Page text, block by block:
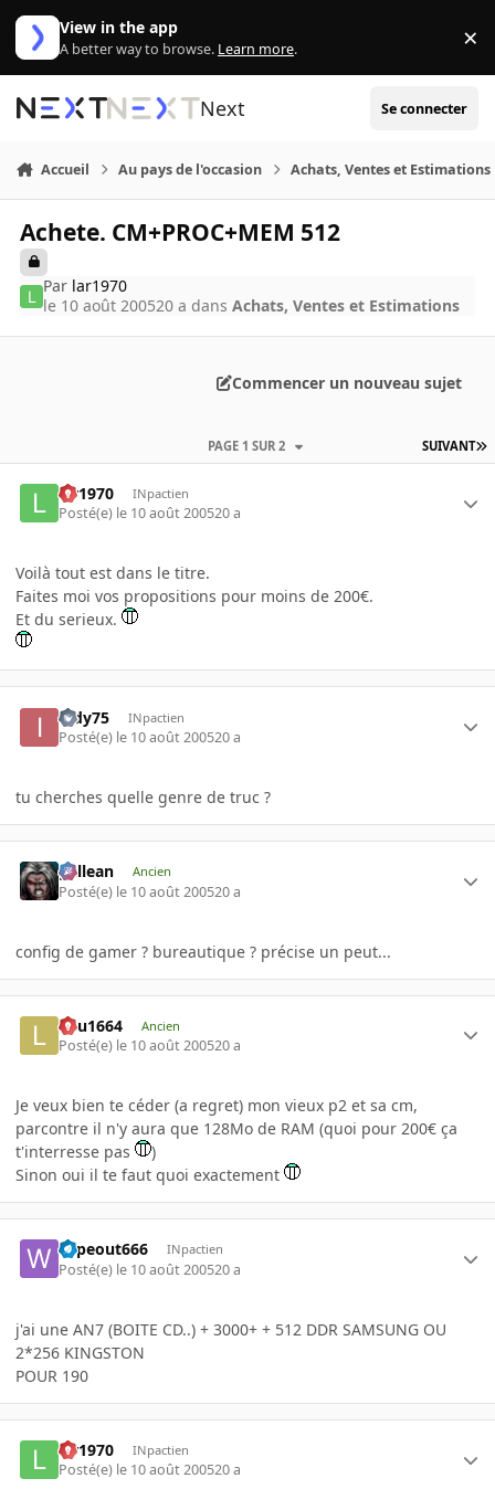
Aller au contenu
View in the app
A better way to browse. Learn more. ×
Next Se connecter
Accueil Au pays de l'occasion Achats, Ventes et Estimations
Achete. CM+PROC+MEM 512
Par lar1970
le 10 août 200520 a dansAchats, Ventes et Estimations
Commencer un nouveau sujet
SUIVANT
PAGE 1 SUR 2
lar1970 INpactien
Posté(e) le 10 août 200520 a
Voilà tout est dans le titre.
Faites moi vos propositions pour moins de 200€.
Et du serieux.
indy75 INpactien
Posté(e) le 10 août 200520 a
tu cherches quelle genre de truc ?
gallean Ancien
Posté(e) le 10 août 200520 a
config de gamer ? bureautique ? précise un peut...
lulu1664 Ancien
Posté(e) le 10 août 200520 a
Je veux bien te céder (a regret) mon vieux p2 et sa cm,
parcontre il n'y aura que 128Mo de RAM (quoi pour 200€ ça
t'interresse pas
)
Sinon oui il te faut quoi exactement
wipeout666 INpactien
Posté(e) le 10 août 200520 a
j'ai une AN7 (BOITE CD..) + 3000+ + 512 DDR SAMSUNG OU
2*256 KINGSTON
POUR 190
lar1970 INpactien
Posté(e) le 10 août 200520 a